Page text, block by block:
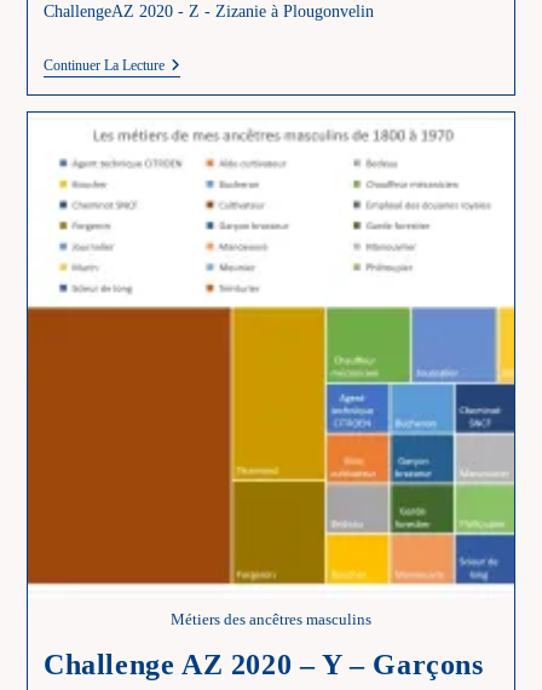
ChallengeAZ 2020 - Z - Zizanie à Plougonvelin
Continuer La LectureChallenge
AZ
Z
–
Zizanie
Métiers des ancêtres masculins
Challenge AZ 2020 – Y – Garçons